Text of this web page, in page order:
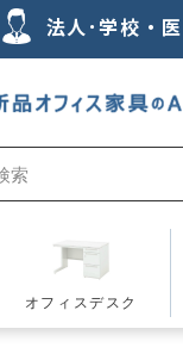
法人･学校・
オフィスデスク